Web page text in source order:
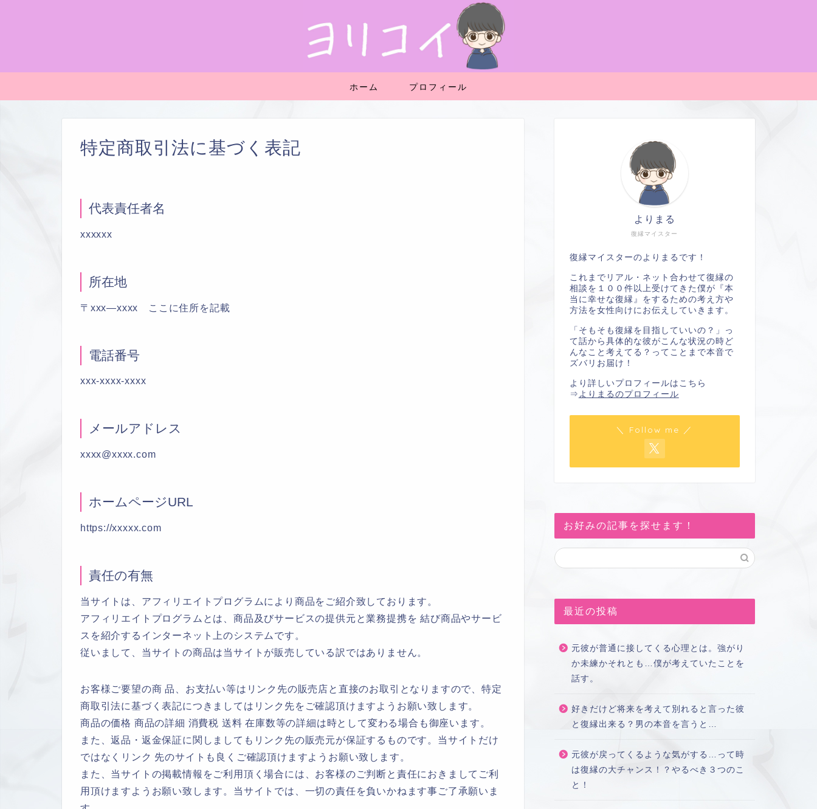
ホーム プロフィール
特定商取引法に基づく表記
代表責任者名
xxxxxx
所在地
〒xxx―xxxx ここに住所を記載
電話番号
xxx-xxxx-xxxx
メールアドレス
xxxx@xxxx.com
ホームページURL
https://xxxxx.com
責任の有無
当サイトは、アフィリエイトプログラムにより商品をご紹介致しております。
アフィリエイトプログラムとは、商品及びサービスの提供元と業務提携を 結び商品やサービ
スを紹介するインターネット上のシステムです。
従いまして、当サイトの商品は当サイトが販売している訳ではありません。
お客様ご要望の商 品、お支払い等はリンク先の販売店と直接のお取引となりますので、特定
商取引法に基づく表記につきましてはリンク先をご確認頂けますようお願い致します。
商品の価格 商品の詳細 消費税 送料 在庫数等の詳細は時として変わる場合も御座います。
また、返品・返金保証に関しましてもリンク先の販売元が保証するものです。当サイトだけ
ではなくリンク 先のサイトも良くご確認頂けますようお願い致します。
また、当サイトの掲載情報をご利用頂く場合には、お客様のご判断と責任におきましてご利
用頂けますようお願い致します。当サイトでは、一切の責任を負いかねます事ご了承願いま
復縁マイスター
よりまる
復縁マイスターのよりまるです！
これまでリアル・ネット合わせて復縁の
相談を１００件以上受けてきた僕が『本
当に幸せな復縁』をするための考え方や
方法を女性向けにお伝えしていきます。
「そもそも復縁を目指していいの？」っ
て話から具体的な彼がこんな状況の時ど
んなこと考えてる？ってことまで本音で
ズバリお届け！
より詳しいプロフィールはこちら
⇒ よりまるのプロフィール
＼ Follow me ／
お好みの記事を探せます！
最近の投稿
元彼が普通に接してくる心理とは。強がり
か未練かそれとも…僕が考えていたことを
話す。
好きだけど将来を考えて別れると言った彼
と復縁出来る？男の本音を言うと…
元彼が戻ってくるような気がする…って時
は復縁の大チャンス！？やるべき３つのこ
と！